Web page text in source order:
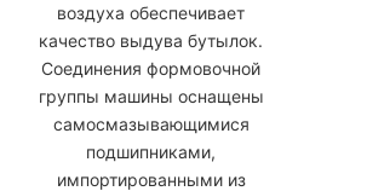
воздуха обеспечивает
качество выдува бутылок.
Соединения формовочной
группы машины оснащены
самосмазывающимися
подшипниками,
импортированными из